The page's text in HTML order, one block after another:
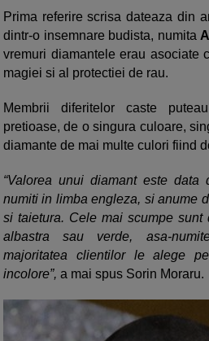
Prima referire scrisa dateaza din
dintr-o insemnare budista, numita
vremuri diamantele erau asociate
magiei si al protectiei de rau.
Membrii diferitelor caste
pretioase, de o singura culoare,
diamante de mai multe culori fiind
“Valorea unui diamant este
numiti in limba engleza, si anume
si taietura. Cele mai scumpe sunt
albastra sau verde, asa-
majoritatea clientilor le alege
incolore”, a mai spus Sorin Moraru.